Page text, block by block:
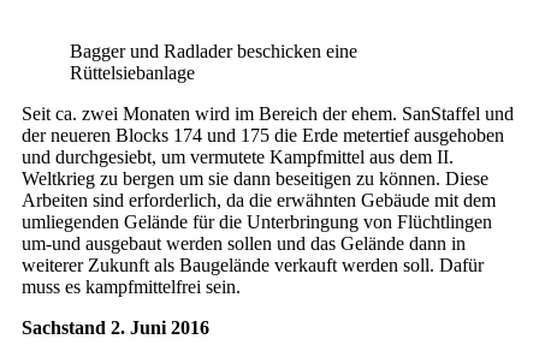
Bagger und Radlader beschicken eine
Rüttelsiebanlage
Seit ca. zwei Monaten wird im Bereich der ehem. SanStaffel und
der neueren Blocks 174 und 175 die Erde metertief ausgehoben
und durchgesiebt, um vermutete Kampfmittel aus dem II.
Weltkrieg zu bergen um sie dann beseitigen zu können. Diese
Arbeiten sind erforderlich, da die erwähnten Gebäude mit dem
umliegenden Gelände für die Unterbringung von Flüchtlingen
um-und ausgebaut werden sollen und das Gelände dann in
weiterer Zukunft als Baugelände verkauft werden soll. Dafür
muss es kampfmittelfrei sein.
Sachstand 2. Juni 2016